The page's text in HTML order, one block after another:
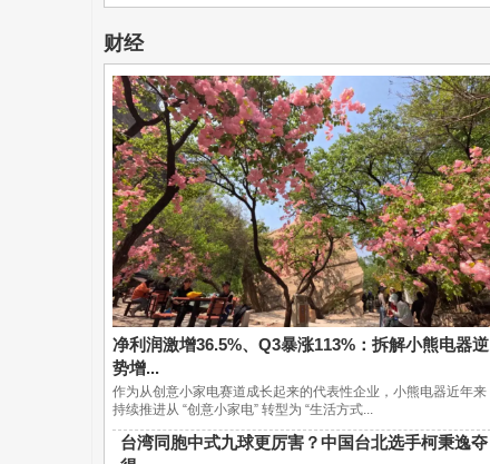
财经
净利润激增36.5%、Q3暴涨113%：拆解小熊电器逆
势增...
作为从创意小家电赛道成长起来的代表性企业，小熊电器近年来
持续推进从 “创意小家电” 转型为 “生活方式...
台湾同胞中式九球更厉害？中国台北选手柯秉逸夺